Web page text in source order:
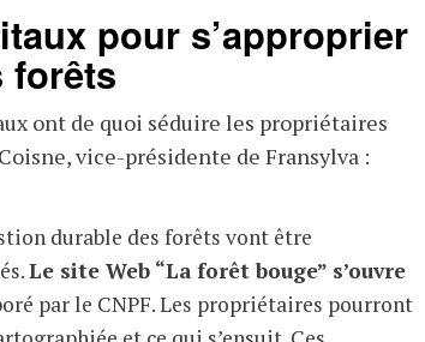
pour s’approprier
forêts
ont de quoi séduire les propriétaires
vice-présidente de Fransylva :
durable des forêts vont être
Le site Web “La forêt bouge” s’ouvre
par le CNPF. Les propriétaires pourront